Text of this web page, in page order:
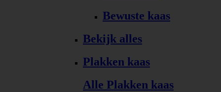
Bewuste kaas
Bekijk alles
Plakken kaas
Alle Plakken kaas